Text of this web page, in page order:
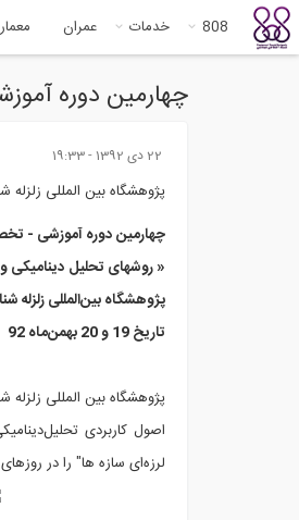
808 خدمات عمران
چهارمین دوره
22 دى 1392 - 19:33
پژوهشگاه بین المللی زلزله
چهارمین دوره آموزشی -
« روشهای تحلیل دینامیکی
پژوهشگاه بین‌المللی زلزله
تاریخ 19 و 20 بهمن‌‌ماه 92
پژوهشگاه بین‏ المللی
اصول کاربردی
لرزه‌ای سازه ها" را در روزهای 19 و 20 بهمن ماه 1392 برگزار می‌نماید.